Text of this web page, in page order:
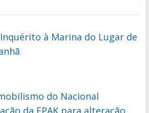
à Marina do Lugar de
do Nacional